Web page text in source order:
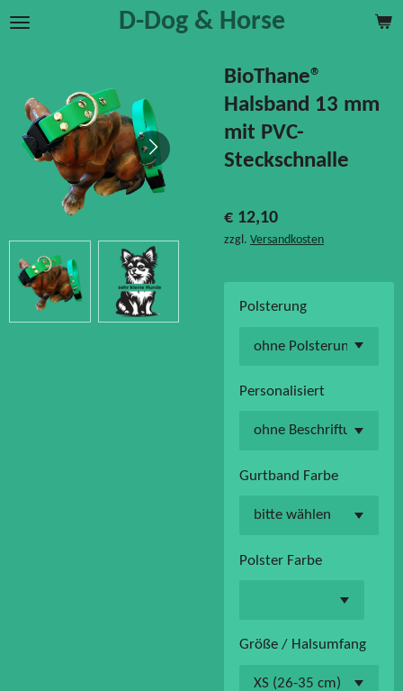
Zum
D-Dog & Horse
BioThane®
Halsband 13 mm
mit PVC-
Steckschnalle
€ 12,10
zzgl. Versandkosten
Polsterung
Personalisiert
Gurtband Farbe
Polster Farbe
Größe / Halsumfang